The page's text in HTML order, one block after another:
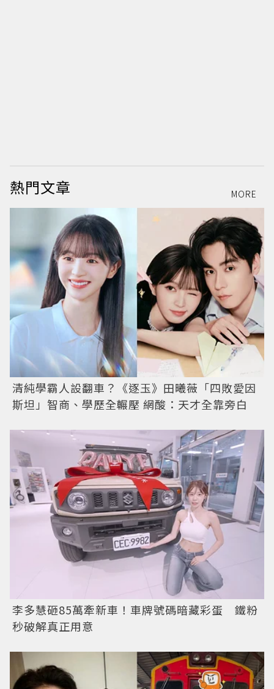
熱門文章 MORE
清純學霸人設翻車？《逐玉》田曦薇「四敗愛因
斯坦」智商、學歷全輾壓 網酸：天才全靠旁白
李多慧砸85萬牽新車！車牌號碼暗藏彩蛋 鐵粉
秒破解真正用意